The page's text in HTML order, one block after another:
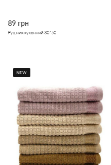
89 грн
Рушник кухонний 30*50
NEW